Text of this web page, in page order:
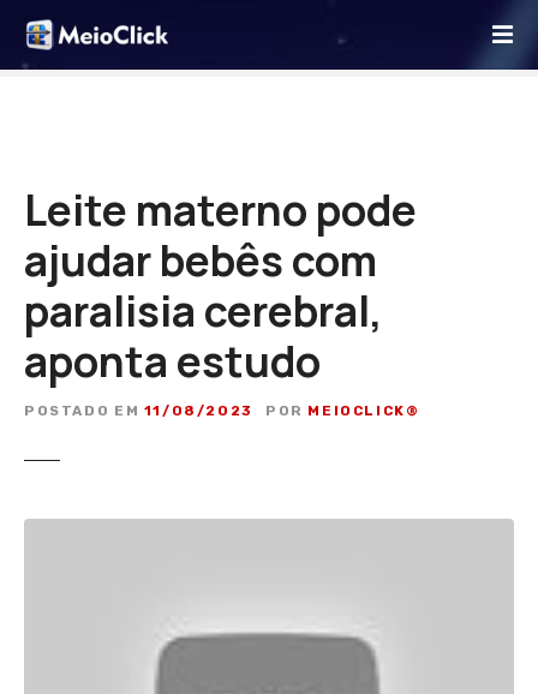
p
Leite materno pode
ajudar bebês com
paralisia cerebral,
aponta estudo
POSTADO EM 11/08/2023 POR MEIOCLICK®